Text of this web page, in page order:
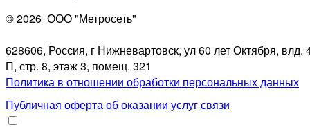
© 2026 ООО "Метросеть"
628606, Россия, г Нижневартовск, ул 60 лет Октября, влд.
П, стр. 8, этаж 3, помещ. 321
Политика в отношении обработки персональных данных
Публичная оферта об оказании услуг связи